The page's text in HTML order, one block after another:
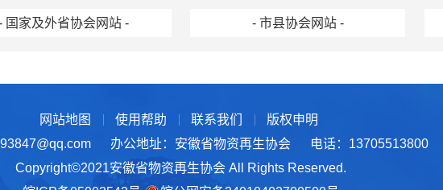
国家及外省协会网站 - - 市县协会网站 -
网站地图 使用帮助 联系我们
版权申明
办公地址：安徽省物资再生协会
电话：13705513800
Copyright©2021安徽省物资再生协会 All Rights Reserved.